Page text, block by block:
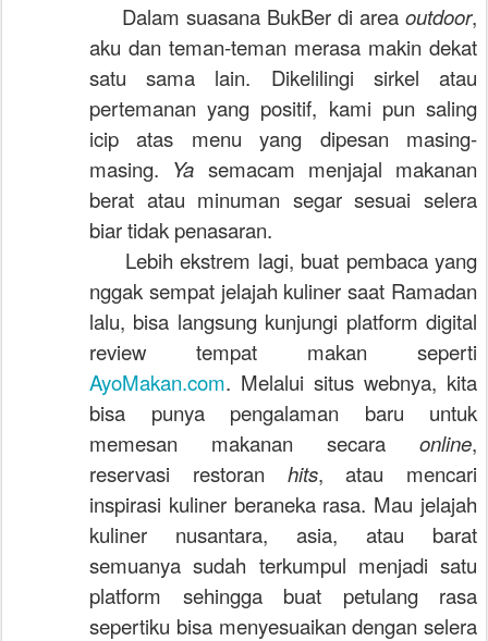
Dalam suasana BukBer di area outdoor,
aku dan teman-teman merasa makin dekat
satu sama lain. Dikelilingi sirkel atau
pertemanan yang positif, kami pun saling
icip atas menu yang dipesan masing-
masing. Ya semacam menjajal makanan
berat atau minuman segar sesuai selera
biar tidak penasaran.
Lebih ekstrem lagi, buat pembaca yang
nggak sempat jelajah kuliner saat Ramadan
lalu, bisa langsung kunjungi platform digital
review tempat makan seperti
AyoMakan.com. Melalui situs webnya, kita
bisa punya pengalaman baru untuk
memesan makanan secara online,
reservasi restoran hits, atau mencari
inspirasi kuliner beraneka rasa. Mau jelajah
kuliner nusantara, asia, atau barat
semuanya sudah terkumpul menjadi satu
platform sehingga buat petulang rasa
sepertiku bisa menyesuaikan dengan selera